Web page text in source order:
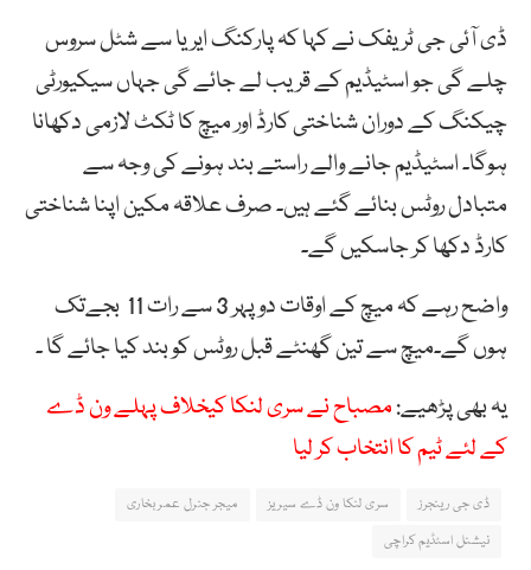
ڈی آئی جی ٹریفک نے کہا کہ پارکنگ ایریا سے شٹل سروس
چلے گی جو اسٹیڈیم کے قریب لے جائے گی جہاں سیکیورٹی
چیکنگ کے دوران شناختی کارڈ اور میچ کا ٹکٹ لازمی دکھانا
ہوگا۔ اسٹیڈیم جانے والے راستے بند ہونے کی وجہ سے
متبادل روٹس بنائے گئے ہیں۔ صرف علاقہ مکین اپنا شناختی
کارڈ دکھا کر جاسکیں گے۔
واضح رہے کہ میچ کے اوقات دوپہر 3 سے رات 11 بجےتک
ہوں گے۔میچ سے تین گھنٹے قبل روٹس کو بند کیا جائے گا ۔
یہ بھی پڑھیے:مصباح نے سری لنکا کیخلاف پہلے ون ڈے
کے لئے ٹیم کا انتخاب کر لیا
ڈی جی رینجرز سری لنکا ون ڈے سیریز
میجر جنرل عمر بخاری
نیشنل اسٹڈیم کراچی